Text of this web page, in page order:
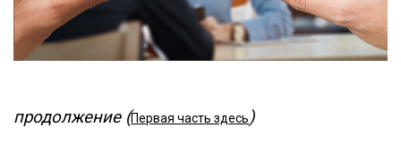
продолжение (Первая часть здесь)